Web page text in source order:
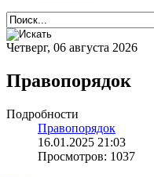
Четверг, 06 августа 2026
Правопорядок
Подробности
Правопорядок
16.01.2025 21:03
Просмотров: 1037